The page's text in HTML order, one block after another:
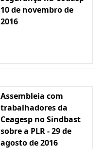
10 de novembro de
2016
Assembleia com
trabalhadores da
Ceagesp no Sindbast
sobre a PLR - 29 de
agosto de 2016